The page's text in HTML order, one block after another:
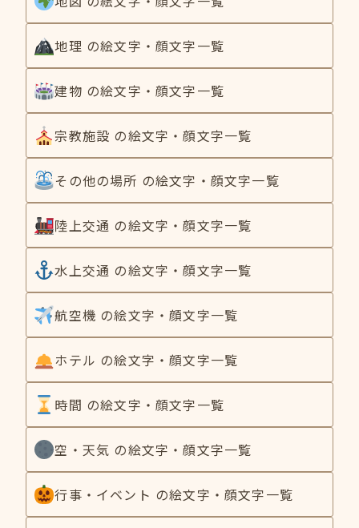
地理 の絵文字・顔文字一覧
建物 の絵文字・顔文字一覧
宗教施設 の絵文字・顔文字一覧
その他の場所 の絵文字・顔文字一覧
陸上交通 の絵文字・顔文字一覧
水上交通 の絵文字・顔文字一覧
航空機 の絵文字・顔文字一覧
ホテル の絵文字・顔文字一覧
時間 の絵文字・顔文字一覧
空・天気 の絵文字・顔文字一覧
行事・イベント の絵文字・顔文字一覧